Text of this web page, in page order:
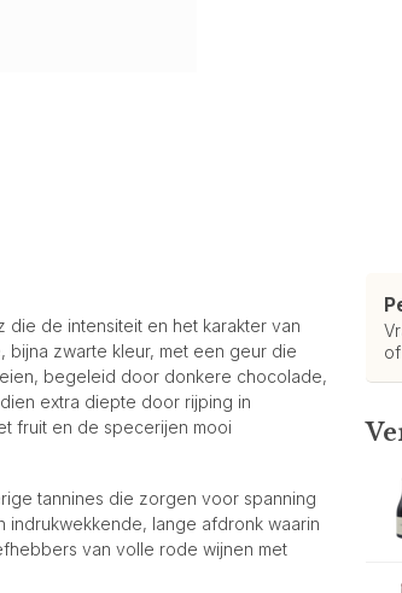
die de intensiteit en het karakter van
bijna zwarte kleur, met een geur die
begeleid door donkere chocolade,
extra diepte door rijping in
fruit en de specerijen mooi
tannines die zorgen voor spanning
indrukwekkende, lange afdronk waarin
van volle rode wijnen met